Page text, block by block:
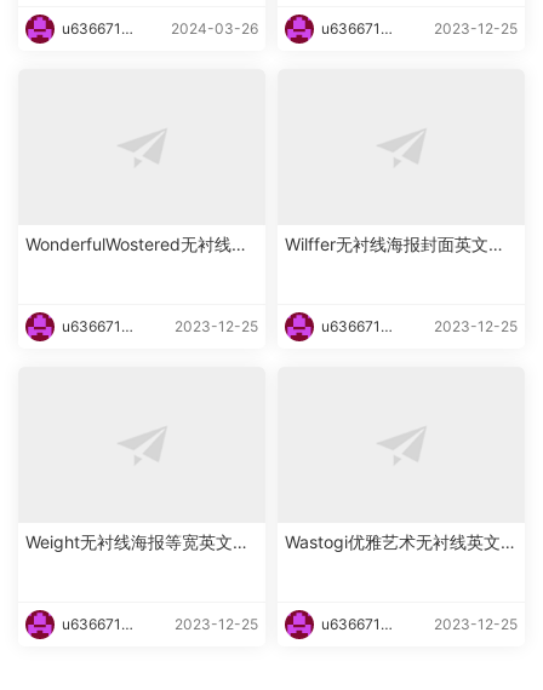
u6366719
2024-03-26
u6366719
2023-12-25
WonderfulWostered无衬线海
u6366719
2023-12-25
Wilffer无衬线海报封面英文字
u6366719
2023-12-25
Weight无衬线海报等宽英文字
u6366719
2023-12-25
Wastogi优雅艺术无衬线英文字
u6366719
2023-12-25